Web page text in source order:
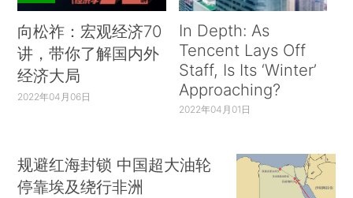
向松祚：宏观经济70
讲，带你了解国内外
经济大局
2022年04月06日
In Depth: As
Tencent Lays Off
Staff, Is Its ‘Winter’
Approaching?
2022年04月01日
规避红海封锁 中国超大油轮
停靠埃及绕行非洲